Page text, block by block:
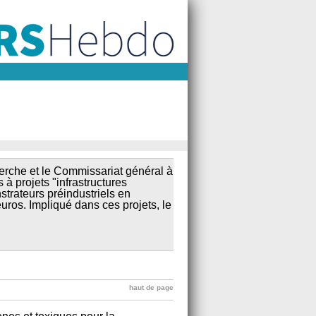
et le Commissariat général à
à projets "infrastructures
préindustriels en
Impliqué dans ces projets, le
haut de page